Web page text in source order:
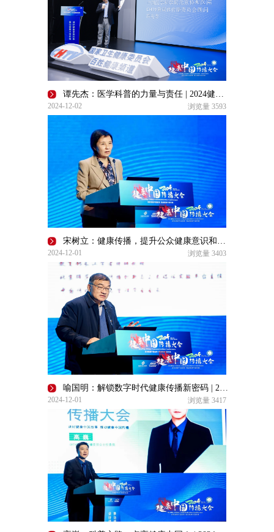
谭先杰：医学科普的力量与责任 | 2024健康中国传播大会
2024-12-02 浏览量 3593
宋树立：健康传播，提升公众健康意识和知识的重要途径！| 2024健康中国传播大会
2024-12-01 浏览量 3403
喻国明：解锁数字时代健康传播新密码 | 2024 健康中国传播大会
2024-12-01 浏览量 3417